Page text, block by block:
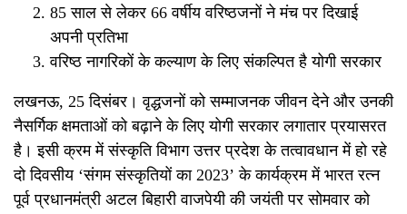
85 साल से लेकर 66 वर्षीय वरिष्ठजनों ने मंच पर दिखाई
अपनी प्रतिभा
वरिष्ठ नागरिकों के कल्याण के लिए संकल्पित है योगी सरकार
लखनऊ, 25 दिसंबर। वृद्धजनों को सम्माजनक जीवन देने और उनकी
नैसर्गिक क्षमताओं को बढ़ाने के लिए योगी सरकार लगातार प्रयासरत
है। इसी क्रम में संस्कृति विभाग उत्तर प्रदेश के तत्वावधान में हो रहे
दो दिवसीय ‘संगम संस्कृतियों का 2023’ के कार्यक्रम में भारत रत्न
पूर्व प्रधानमंत्री अटल बिहारी वाजपेयी की जयंती पर सोमवार को